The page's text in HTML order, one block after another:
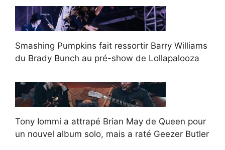
Smashing Pumpkins fait ressortir Barry Williams
du Brady Bunch au pré-show de Lollapalooza
Tony Iommi a attrapé Brian May de Queen pour
un nouvel album solo, mais a raté Geezer Butler